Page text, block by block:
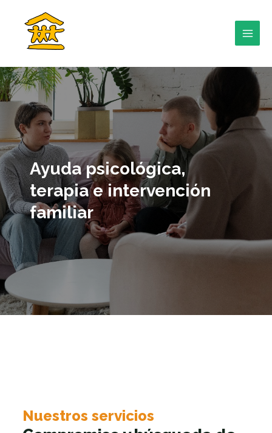
contenido
Ayuda psicológica,
terapia eintervención
familiar
Nuestros servicios